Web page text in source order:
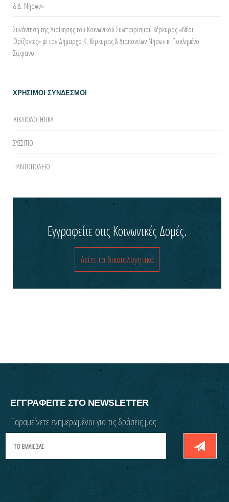
& Δ. Νήσων»
Συνάντηση της Διοίκησης του Κοινωνικού Συνεταιρισμού Κέρκυρας «Νέοι
Ορίζοντες» με τον Δήμαρχο Κ. Κέρκυρας & Διαποντίων Νήσων κ. Πουλημένο
Στέφανο
ΧΡΗΣΙΜΟΙ ΣΥΝΔΕΣΜΟΙ
ΔΙΚΑΙΟΛΟΓΗΤΙΚΑ
ΣΥΣΣΙΤΙΟ
ΠΑΝΤΟΠΩΛΕΙΟ
Εγγραφείτε στις Κοινωνικές Δομές.
Δείτε τα δικαιολογητικά
ΕΓΓΡΑΦΕΙΤΕ ΣΤΟ NEWSLETTER
Παραμείνετε ενημερωμένοι για τις δράσεις μας